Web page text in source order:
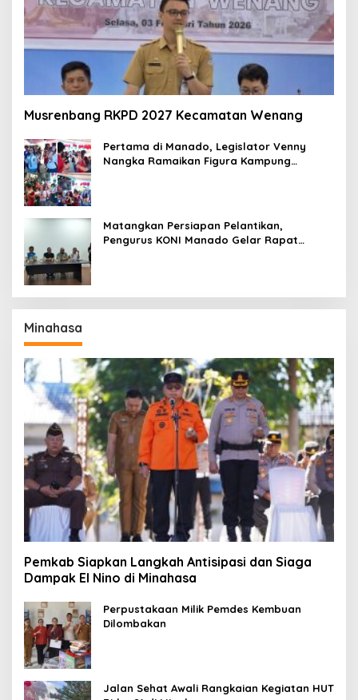
Musrenbang RKPD 2027 Kecamatan Wenang
Pertama di Manado, Legislator Venny
Nangka Ramaikan Figura Kampung
Matangkan Persiapan Pelantikan,
Pengurus KONI Manado Gelar Rapat
Minahasa
Pemkab Siapkan Langkah Antisipasi dan Siaga
Dampak El Nino di Minahasa
Perpustakaan Milik Pemdes Kembuan
Dilombakan
Jalan Sehat Awali Rangkaian Kegiatan HUT